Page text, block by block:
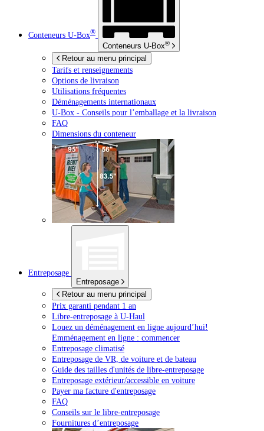
Conteneurs U-Box®
Conteneurs U-Box®
Retour au menu principal
Tarifs et renseignements
Options de livraison
Utilisations fréquentes
Déménagements internationaux
U-Box - Conseils pour l’emballage et la livraison
FAQ
Dimensions du conteneur
Entreposage
Entreposage
Retour au menu principal
Prix garanti pendant 1 an
Libre-entreposage à U-Haul
Louez un déménagement en ligne aujourd’hui!
Emménagement en ligne : commencer
Entreposage climatisé
Entreposage de VR, de voiture et de bateau
Guide des tailles d'unités de libre-entreposage
Entreposage extérieur/accessible en voiture
Payer ma facture d'entreposage
FAQ
Conseils sur le libre-entreposage
Fournitures d’entreposage